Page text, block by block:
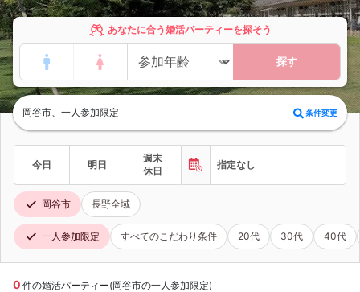
あなたに合う婚活パーティーを探そう
探す
岡谷市、一人参加限定 条件変更
今日 明日
週末
休日
指定なし
岡谷市 長野全域
一人参加限定 すべてのこだわり条件 20代 30代 40代
0 件の婚活パーティー(岡谷市の一人参加限定)